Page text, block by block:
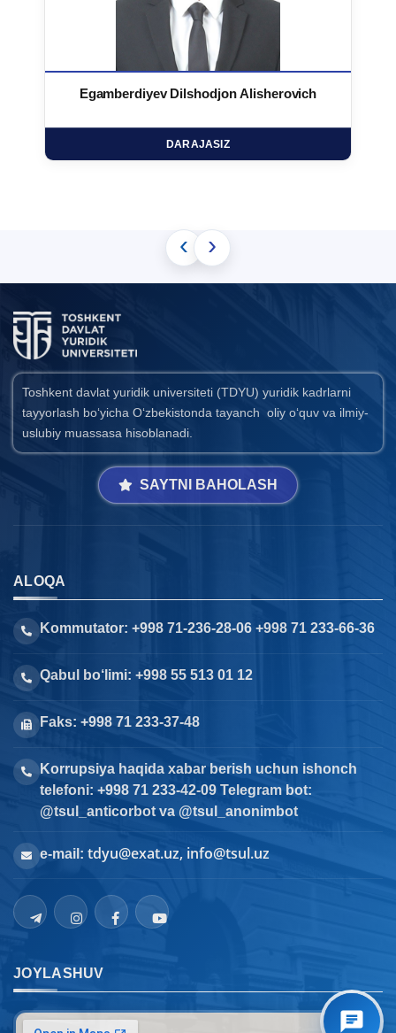
Egamberdiyev Dilshodjon Alisherovich
DARAJASIZ
‹ ›
Toshkent davlat yuridik universiteti (TDYU) yuridik kadrlarni
tayyorlash bo‘yicha O‘zbekistonda tayanch oliy o‘quv va ilmiy-
uslubiy muassasa hisoblanadi.
SAYTNI BAHOLASH
ALOQA
Kommutator: +998 71-236-28-06 +998 71 233-66-36
Qabul bo‘limi: +998 55 513 01 12
Faks: +998 71 233-37-48
Korrupsiya haqida xabar berish uchun ishonch
telefoni: +998 71 233-42-09 Telegram bot:
@tsul_anticorbot va @tsul_anonimbot
e-mail: tdyu@exat.uz, info@tsul.uz
JOYLASHUV